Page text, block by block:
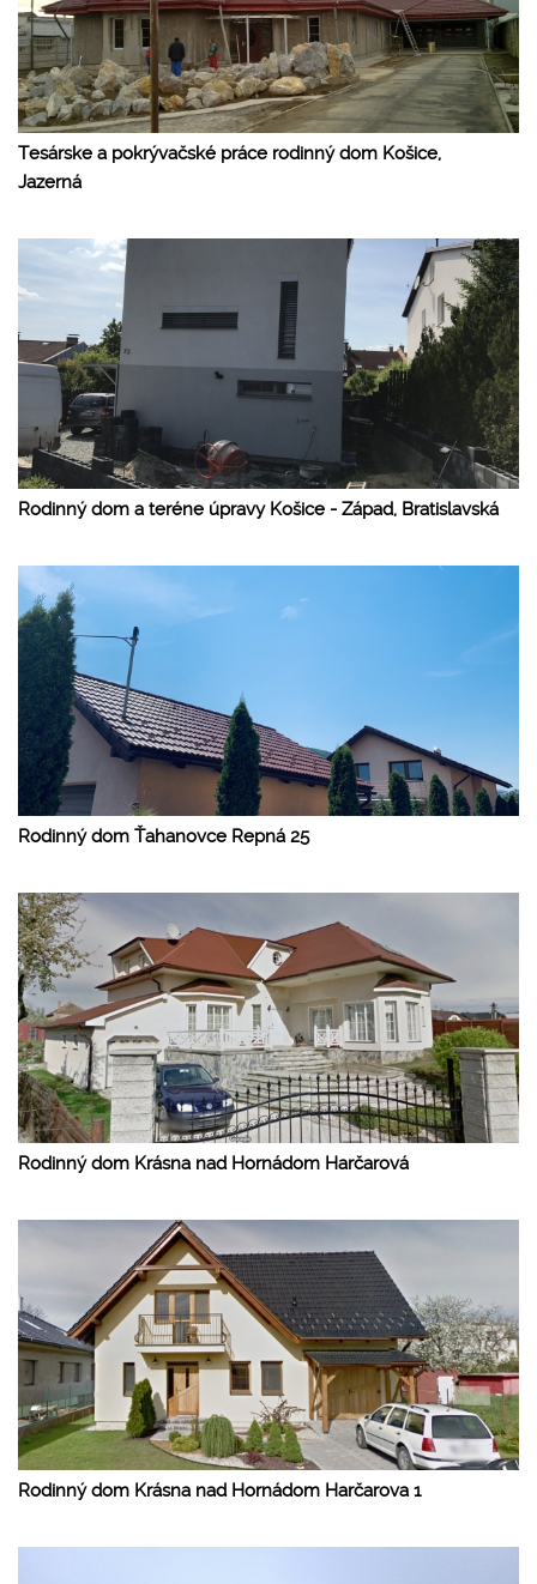
Tesárske a pokrývačské práce rodinný dom Košice,
Jazerná
Rodinný dom a teréne úpravy Košice - Západ, Bratislavská
Rodinný dom Ťahanovce Repná 25
Rodinný dom Krásna nad Hornádom Harčarová
Rodinný dom Krásna nad Hornádom Harčarova 1